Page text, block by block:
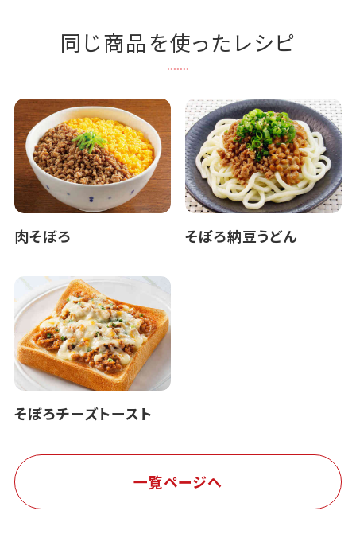
同じ商品を使ったレシピ
肉そぼろ そぼろ納豆うどん
そぼろチーズトースト
一覧ページへ